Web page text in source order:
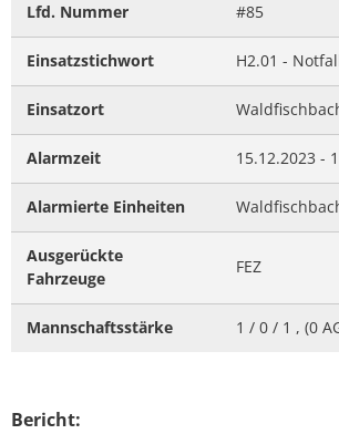
Lfd. Nummer #85
Einsatzstichwort H2.01 -
Einsatzort
Alarmzeit 15.12.2023 -
Alarmierte Einheiten
Ausgerückte
Fahrzeuge
FEZ
Mannschaftsstärke 1 / 0 / 1 , (0
Bericht: